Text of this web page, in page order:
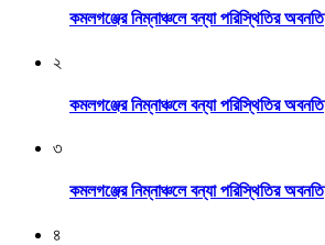
কমলগঞ্জের নিম্নাঞ্চলে বন্যা পরিস্থিতির অবনতি
২
কমলগঞ্জের নিম্নাঞ্চলে বন্যা পরিস্থিতির অবনতি
৩
কমলগঞ্জের নিম্নাঞ্চলে বন্যা পরিস্থিতির অবনতি
৪